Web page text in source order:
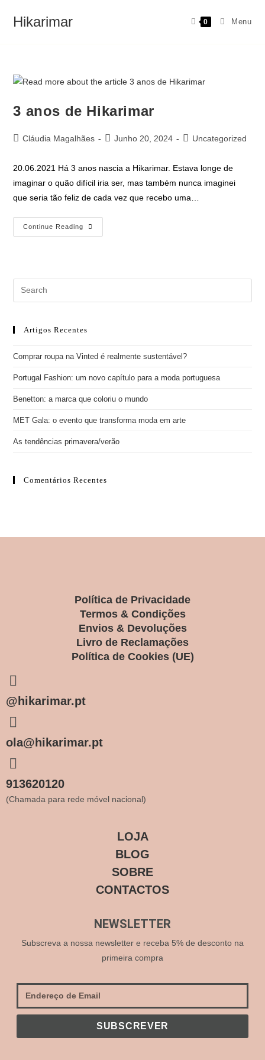
Hikarimar 0 Menu
3 anos de Hikarimar
Cláudia Magalhães Junho 20, 2024 Uncategorized
20.06.2021 Há 3 anos nascia a Hikarimar. Estava longe de
imaginar o quão difícil iria ser, mas também nunca imaginei
que seria tão feliz de cada vez que recebo uma…
Continue Reading
Artigos Recentes
Comprar roupa na Vinted é realmente sustentável?
Portugal Fashion: um novo capítulo para a moda portuguesa
Benetton: a marca que coloriu o mundo
MET Gala: o evento que transforma moda em arte
As tendências primavera/verão
Comentários Recentes
Política de Privacidade
Termos & Condições
Envios & Devoluções
Livro de Reclamações
Política de Cookies (UE)
@hikarimar.pt
ola@hikarimar.pt
913620120
(Chamada para rede móvel nacional)
LOJA
BLOG
SOBRE
CONTACTOS
NEWSLETTER
Subscreva a nossa newsletter e receba 5% de desconto na
primeira compra
SUBSCREVER